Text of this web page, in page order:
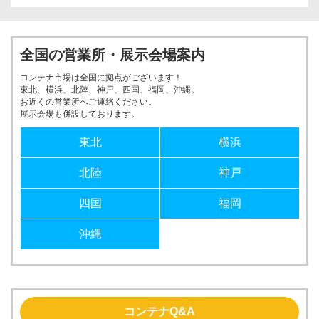
全国の営業所・展示会場案内
コンテナ市場は全国に拠点がございます！
東北、横浜、北陸、神戸、四国、福岡、沖縄。
お近くの営業所へご連絡ください。
展示会場も併設しております。
東北 横浜
北陸 神戸
四国 福岡
沖縄
コンテナQ&A